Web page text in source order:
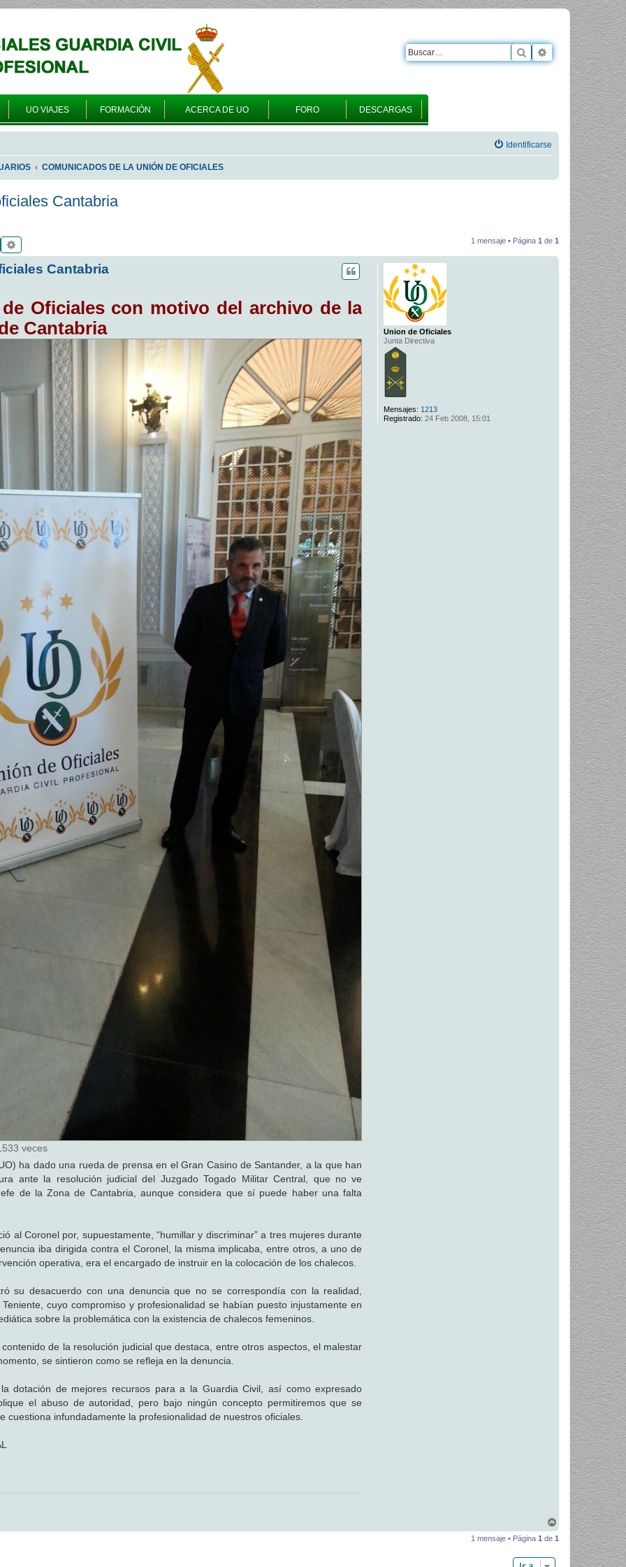
UO VIAJES FORMACIÓN ACERCA DE UO FORO DESCARGAS
Buscar Búsqueda
Identificarse
COMUNICADOS DE LA UNIÓN DE OFICIALES
Cantabria
Buscar 1 mensaje • Página 1 de 1
Union de Oficiales
Junta Directiva
Mensajes: 1213
Registrado: 24 Feb 2008, 15:01
Cantabria
Oficiales con motivo del archivo de la
Cantabria
veces
ha dado una rueda de prensa en el Gran Casino de Santander, a la que han
ante la resolución judicial del Juzgado Togado Militar Central, que no ve
de la Zona de Cantabria, aunque considera que sí puede haber una falta
al Coronel por, supuestamente, “humillar y discriminar” a tres mujeres durante
iba dirigida contra el Coronel, la misma implicaba, entre otros, a uno de
operativa, era el encargado de instruir en la colocación de los chalecos.
su desacuerdo con una denuncia que no se correspondía con la realidad,
cuyo compromiso y profesionalidad se habían puesto injustamente en
sobre la problemática con la existencia de chalecos femeninos.
de la resolución judicial que destaca, entre otros aspectos, el malestar
se sintieron como se refleja en la denuncia.
dotación de mejores recursos para a la Guardia Civil, así como expresado
el abuso de autoridad, pero bajo ningún concepto permitiremos que se
infundadamente la profesionalidad de nuestros oficiales.
r
1 mensaje • Página 1 de 1